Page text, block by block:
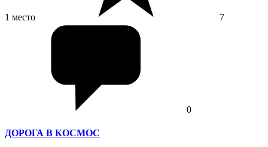
1 место 7
0
ДОРОГА В КОСМОС